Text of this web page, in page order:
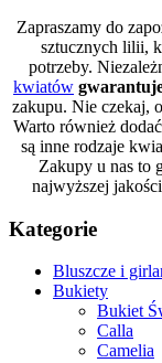
Zapraszamy do
sztucznych lilii,
potrzeby.
kwiatów
zakupu. Nie czekaj,
Warto również
są inne rodzaje
Zakupy u nas to
najwyższej
Kategorie
Bluszcze i
Bukiety
Bukiet
Calla
Camelia